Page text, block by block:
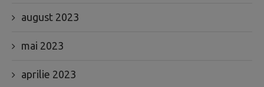
august 2023
mai 2023
aprilie 2023